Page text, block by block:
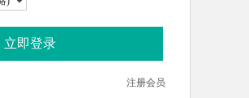
立即登录
注册会员